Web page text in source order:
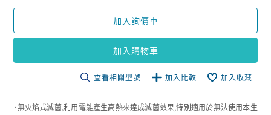
加入詢價車
加入購物車
查看相關型號 加入比較 加入收藏
˙無火焰式滅菌,利用電能產生高熱來達成滅菌效果,特別適用於無法使用本生